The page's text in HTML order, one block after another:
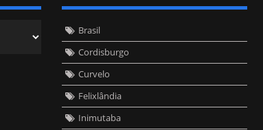
Brasil
Cordisburgo
Curvelo
Felixlândia
Inimutaba